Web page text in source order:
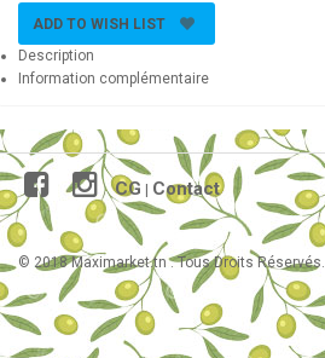
ADD TO WISH LIST
Description
Information complémentaire
CG Contact
© 2018 Maximarket.tn . Tous Droits Réservés.